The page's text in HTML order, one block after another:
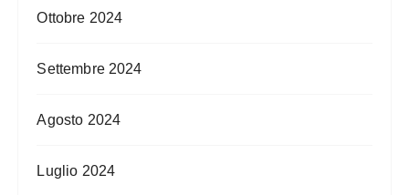
Ottobre 2024
Settembre 2024
Agosto 2024
Luglio 2024